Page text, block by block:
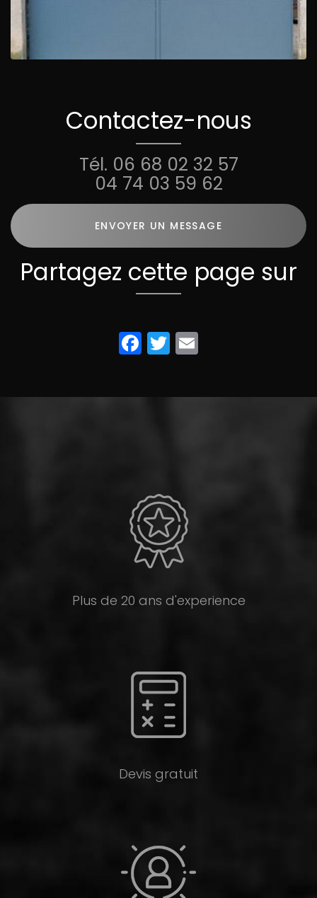
Contactez-nous
Tél. 06 68 02 32 57
04 74 03 59 62
ENVOYER UN MESSAGE
Partagez cette page sur
Facebook
Twitter
Plus de 20 ans d'experience
Devis gratuit